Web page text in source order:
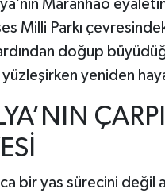
Maranhão
Milli Parkı
doğup
yeniden
bir yas sürecini